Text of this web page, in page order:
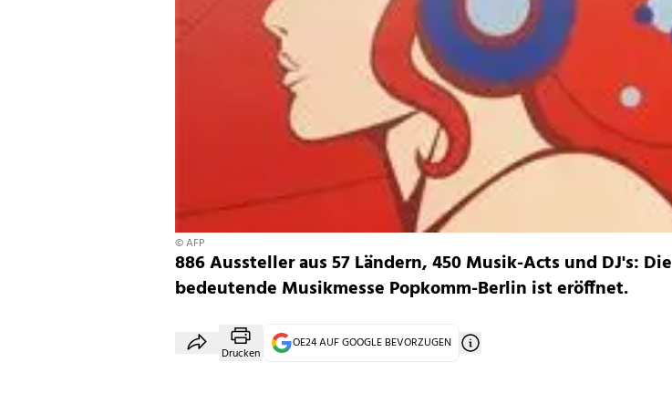
© AFP
886 Aussteller aus 57 Ländern, 450 Musik-Acts und DJ's: Die
bedeutende Musikmesse Popkomm-Berlin ist eröffnet.
Drucken
OE24 AUF GOOGLE BEVORZUGEN